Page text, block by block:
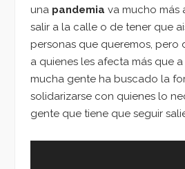
una pandemia va mucho más
salir a la calle o de tener que
personas que queremos, pero
a quienes les afecta más que a
mucha gente ha buscado la
solidarizarse con quienes lo
gente que tiene que seguir